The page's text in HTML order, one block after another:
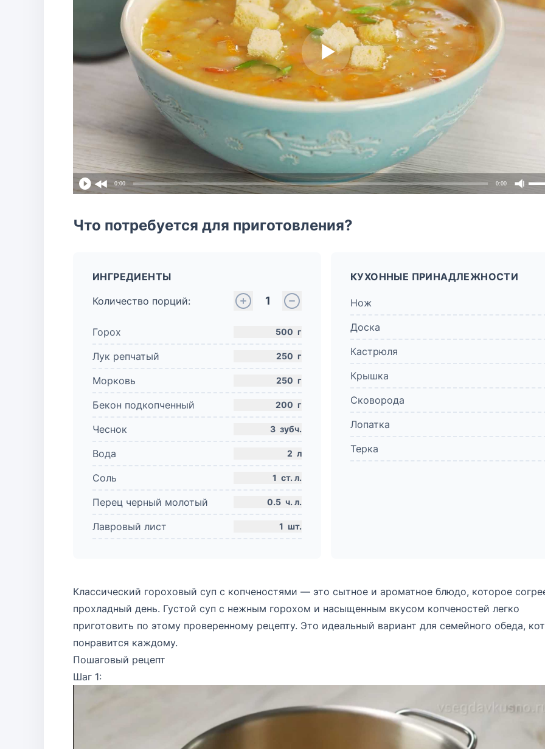
0:00 0:00
Что потребуется для приготовления?
ИНГРЕДИЕНТЫ
Количество порций:
1
Горох 500 г
Лук репчатый 250 г
Морковь 250 г
Бекон подкопченный 200 г
Чеснок 3 зубч.
Вода 2 л
Соль 1 ст. л.
Перец черный молотый 0.5 ч. л.
Лавровый лист 1 шт.
КУХОННЫЕ ПРИНАДЛЕЖНОСТИ
Нож
Доска
Кастрюля
Крышка
Сковорода
Лопатка
Терка
Классический гороховый суп с копченостями — это сытное и ароматное блюдо, которое
прохладный день. Густой суп с нежным горохом и насыщенным вкусом копченостей легко
приготовить по этому проверенному рецепту. Это идеальный вариант для семейного обеда,
понравится каждому.
Пошаговый рецепт
Шаг 1: